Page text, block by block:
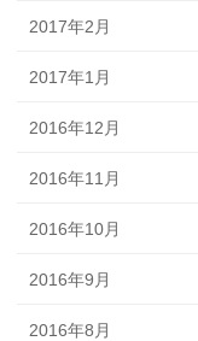
2017年2月
2017年1月
2016年12月
2016年11月
2016年10月
2016年9月
2016年8月